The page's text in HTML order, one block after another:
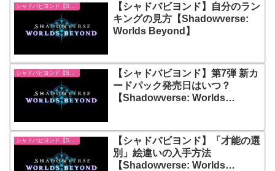
【シャドバビヨンド】自分のラン
キングの見方【Shadowverse:
Worlds Beyond】
シャドバビヨンド【Shadowverse: Worlds Beyond】
【シャドバビヨンド】第7弾 新カ
ードパック発売日はいつ？
【Shadowverse: Worlds
【シャドバビヨンド】「才能の選
別」絵違いの入手方法
【Shadowverse: Worlds